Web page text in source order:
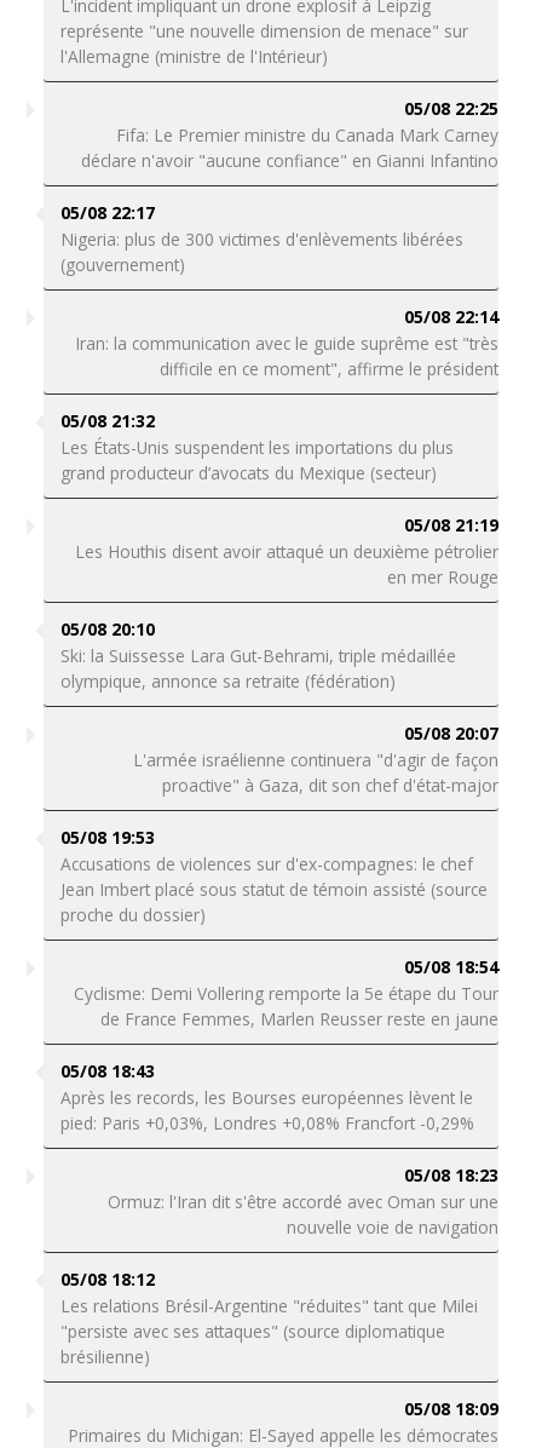
L'incident impliquant un drone explosif à Leipzig
représente "une nouvelle dimension de menace" sur
l'Allemagne (ministre de l'Intérieur)
05/08 22:25
Fifa: Le Premier ministre du Canada Mark Carney
déclare n'avoir "aucune confiance" en Gianni Infantino
05/08 22:17
Nigeria: plus de 300 victimes d'enlèvements libérées
(gouvernement)
05/08 22:14
Iran: la communication avec le guide suprême est "très
difficile en ce moment", affirme le président
05/08 21:32
Les États-Unis suspendent les importations du plus
grand producteur d’avocats du Mexique (secteur)
05/08 21:19
Les Houthis disent avoir attaqué un deuxième pétrolier
en mer Rouge
05/08 20:10
Ski: la Suissesse Lara Gut-Behrami, triple médaillée
olympique, annonce sa retraite (fédération)
05/08 20:07
L'armée israélienne continuera "d'agir de façon
proactive" à Gaza, dit son chef d'état-major
05/08 19:53
Accusations de violences sur d'ex-compagnes: le chef
Jean Imbert placé sous statut de témoin assisté (source
proche du dossier)
05/08 18:54
Cyclisme: Demi Vollering remporte la 5e étape du Tour
de France Femmes, Marlen Reusser reste en jaune
05/08 18:43
Après les records, les Bourses européennes lèvent le
pied: Paris +0,03%, Londres +0,08% Francfort -0,29%
05/08 18:23
Ormuz: l'Iran dit s'être accordé avec Oman sur une
nouvelle voie de navigation
05/08 18:12
Les relations Brésil-Argentine "réduites" tant que Milei
"persiste avec ses attaques" (source diplomatique
brésilienne)
05/08 18:09
Primaires du Michigan: El-Sayed appelle les démocrates